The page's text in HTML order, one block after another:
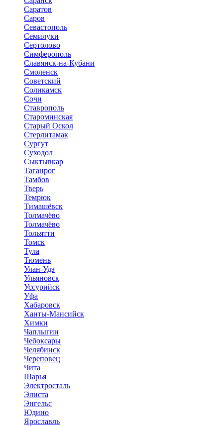
Саратов
Саров
Севастополь
Семилуки
Сертолово
Симферополь
Славянск-на-Кубани
Смоленск
Советский
Соликамск
Сочи
Ставрополь
Староминская
Старый Оскол
Стерлитамак
Сургут
Суходол
Сыктывкар
Таганрог
Тамбов
Тверь
Темрюк
Тимашёвск
Толмачёво
Толмачёво
Тольятти
Томск
Тула
Тюмень
Улан-Удэ
Ульяновск
Уссурийск
Уфа
Хабаровск
Ханты-Мансийск
Химки
Чаплыгин
Чебоксары
Челябинск
Череповец
Чита
Шарья
Электросталь
Элиста
Энгельс
Юдино
Ярославль